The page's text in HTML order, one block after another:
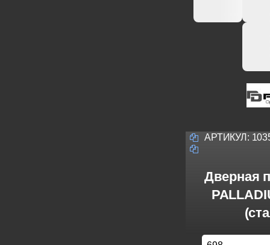
АРТИКУЛ:
Дверная